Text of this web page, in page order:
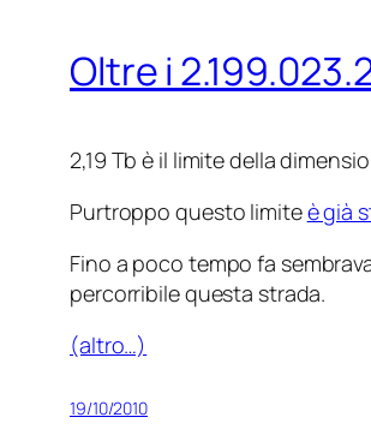
Oltre i
2,19 Tb è il limite della
Purtroppo questo limiteè già
Fino a poco tempo fa
percorribile questa strada.
(altro…)
19/10/2010